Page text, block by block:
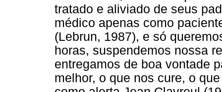
tratado e aliviado de seus
médico apenas como
(Lebrun, 1987), e só
horas, suspendemos nossa
entregamos de boa vontade
melhor, o que nos cure, o